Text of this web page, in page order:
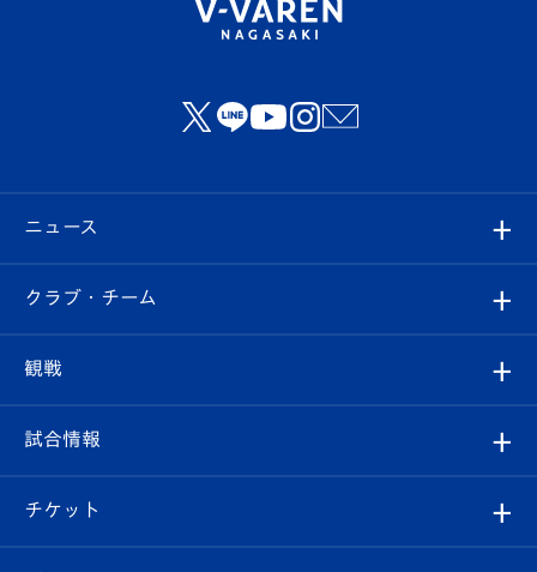
ニュース
すべて
クラブ
試合情報
クラブ・チーム
クラブ概要
エンブレム紹介
観戦
観戦ルール
はじめての観戦ガイド
試合情報
試合日程/結果
チケット